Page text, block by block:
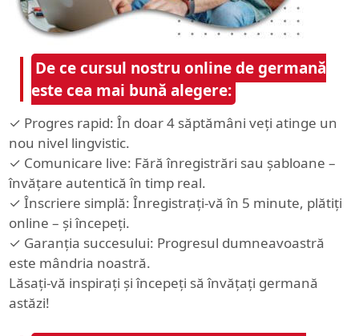
De ce cursul nostru online de germană
este cea mai bună alegere:
✓ Progres rapid: În doar 4 săptămâni veți atinge un
nou nivel lingvistic.
✓ Comunicare live: Fără înregistrări sau șabloane –
învățare autentică în timp real.
✓ Înscriere simplă: Înregistrați-vă în 5 minute, plătiți
online – și începeți.
✓ Garanția succesului: Progresul dumneavoastră
este mândria noastră.
Lăsați-vă inspirați și începeți să învățați germană
astăzi!